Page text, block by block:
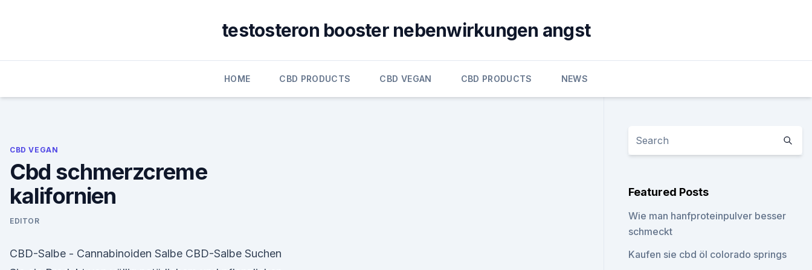
testosteron booster nebenwirkungen angst
HOME CBD PRODUCTS CBD VEGAN CBD PRODUCTS NEWS
CBD VEGAN
Cbd schmerzcreme
kalifornien
EDITOR
CBD-Salbe - Cannabinoiden Salbe CBD-Salbe Suchen
Featured Posts
Wie man hanfproteinpulver besser
schmeckt
Kaufen sie cbd öl colorado springs